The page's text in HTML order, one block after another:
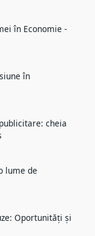
în Economie -
în
cheia
lume de
Oportunități și